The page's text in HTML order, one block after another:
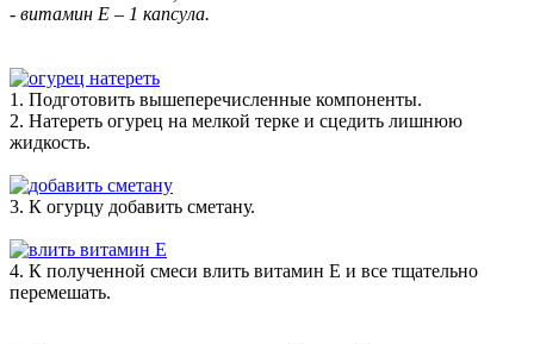
- витамин Е – 1 капсула.
1. Подготовить вышеперечисленные компоненты.
2. Натереть огурец на мелкой терке и сцедить лишнюю
жидкость.
3. К огурцу добавить сметану.
4. К полученной смеси влить витамин Е и все тщательно
перемешать.